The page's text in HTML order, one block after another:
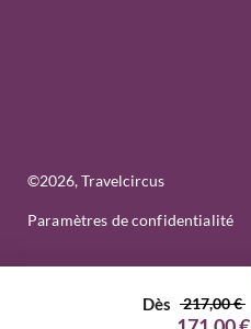
Dès 217,00 €
©2026, Travelcircus
Paramètres de confidentialité